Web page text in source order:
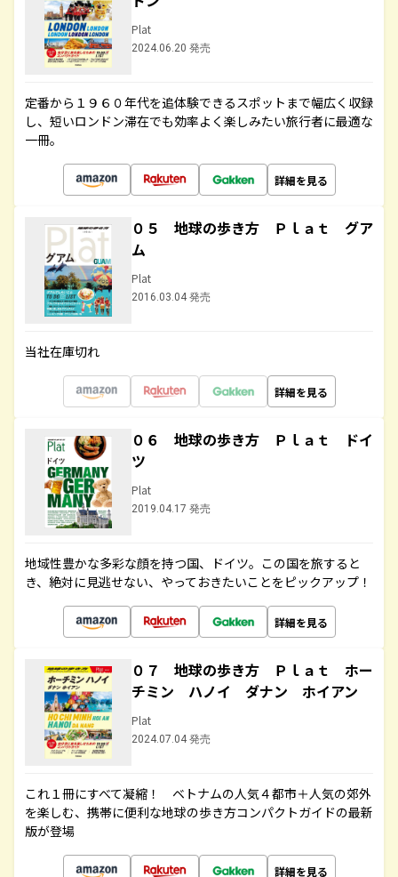
Plat
2024.06.20 発売
定番から１９６０年代を追体験できるスポットまで幅広く収録
し、短いロンドン滞在でも効率よく楽しみたい旅行者に最適な
一冊。
詳細を見る
０５ 地球の歩き方 Ｐｌａｔ グア
ム
Plat
2016.03.04 発売
当社在庫切れ
詳細を見る
０６ 地球の歩き方 Ｐｌａｔ ドイ
ツ
Plat
2019.04.17 発売
地域性豊かな多彩な顔を持つ国、ドイツ。この国を旅すると
き、絶対に見逃せない、やっておきたいことをピックアップ！
詳細を見る
０７ 地球の歩き方 Ｐｌａｔ ホー
チミン ハノイ ダナン ホイアン
Plat
2024.07.04 発売
これ１冊にすべて凝縮！ ベトナムの人気４都市＋人気の郊外
を楽しむ、携帯に便利な地球の歩き方コンパクトガイドの最新
版が登場
詳細を見る